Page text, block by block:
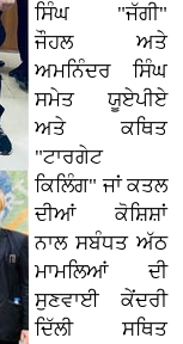
ਸਿੰਘ "ਜੱਗੀ"
ਜੌਹਲ ਅਤੇ
ਅਮਨਿੰਦਰ ਸਿੰਘ
ਸਮੇਤ ਯੂਏਪੀਏ
ਅਤੇ ਕਥਿਤ
"ਟਾਰਗੇਟ
ਕਿਲਿੰਗ" ਜਾਂ ਕਤਲ
ਦੀਆਂ ਕੋਸ਼ਿਸ਼ਾਂ
ਨਾਲ ਸਬੰਧਤ ਅੱਠ
ਮਾਮਲਿਆਂ ਦੀ
ਸੁਣਵਾਈ ਕੇਂਦਰੀ
ਦਿੱਲੀ ਸਥਿਤ